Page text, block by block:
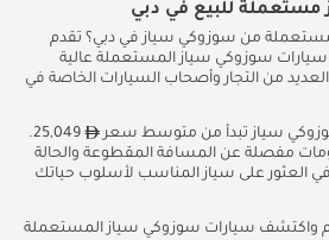
للبيع في دبي
من سوزوكي سياز في دبي؟ تقدم
سيارات سوزوكي سياز المستعملة عالية
من التجار وأصحاب السيارات الخاصة في
25,049.
مفصلة عن المسافة المقطوعة والحالة
العثور على سياز المناسب لأسلوب حياتك
واكتشف سيارات سوزوكي سياز المستعملة